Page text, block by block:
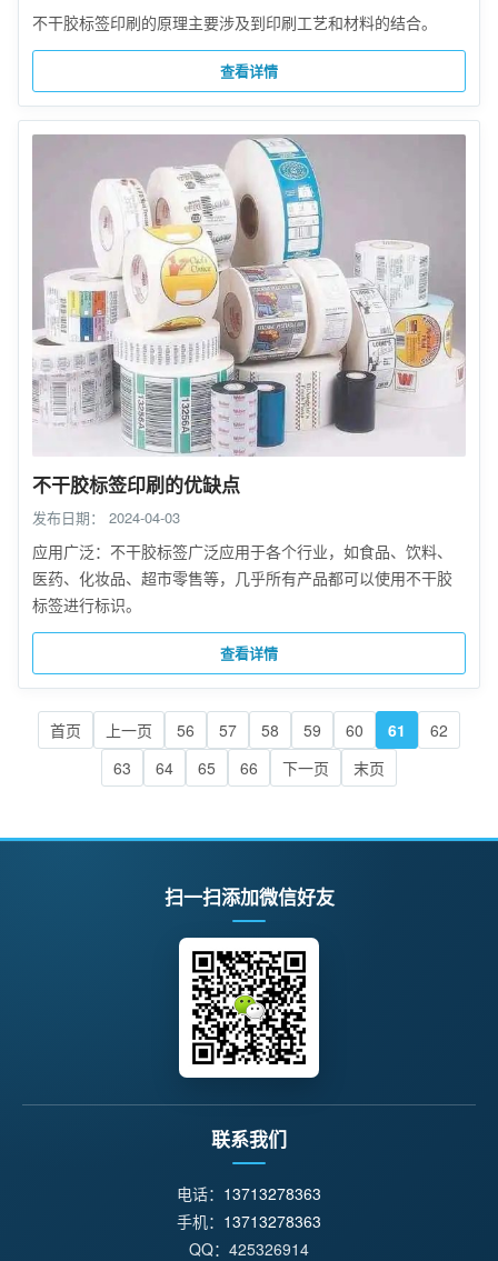
不干胶标签印刷的原理主要涉及到印刷工艺和材料的结合。
查看详情
不干胶标签印刷的优缺点
发布日期： 2024-04-03
应用广泛：不干胶标签广泛应用于各个行业，如食品、饮料、
医药、化妆品、超市零售等，几乎所有产品都可以使用不干胶
标签进行标识。
查看详情
首页 上一页 56 57 58 59 60 61
62
63
64 65 66 下一页 末页
扫一扫添加微信好友
联系我们
电话： 13713278363
手机： 13713278363
QQ：425326914